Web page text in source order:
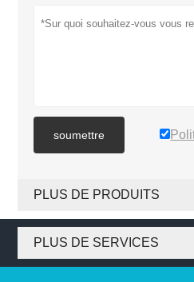
soumettre
PLUS DE PRODUITS
PLUS DE SERVICES